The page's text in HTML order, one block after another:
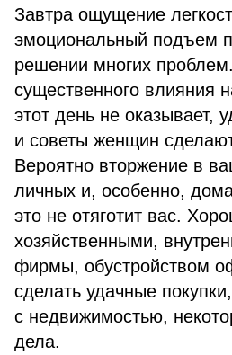
Завтра ощущение
эмоциональный подъем
решении многих
существенного влияния
этот день не оказывает,
и советы женщин
Вероятно вторжение в
личных и, особенно,
это не отяготит вас.
хозяйственными,
фирмы, обустройством
сделать удачные
с недвижимостью,
дела.